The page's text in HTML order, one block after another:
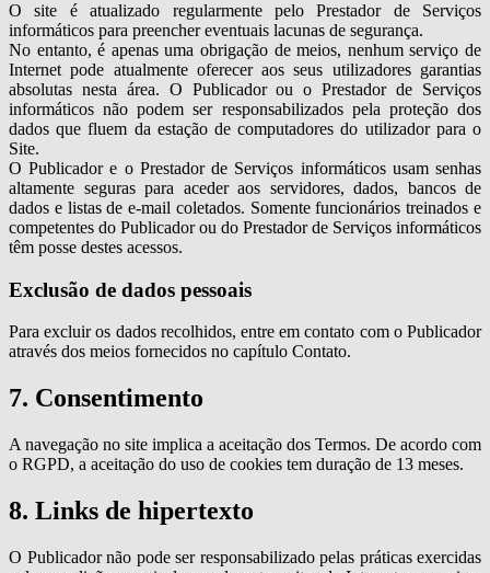
O site é atualizado regularmente pelo Prestador de Serviços
informáticos para preencher eventuais lacunas de segurança.
No entanto, é apenas uma obrigação de meios, nenhum serviço de
Internet pode atualmente oferecer aos seus utilizadores garantias
absolutas nesta área. O Publicador ou o Prestador de Serviços
informáticos não podem ser responsabilizados pela proteção dos
dados que fluem da estação de computadores do utilizador para o
Site.
O Publicador e o Prestador de Serviços informáticos usam senhas
altamente seguras para aceder aos servidores, dados, bancos de
dados e listas de e-mail coletados. Somente funcionários treinados e
competentes do Publicador ou do Prestador de Serviços informáticos
têm posse destes acessos.
Exclusão de dados pessoais
Para excluir os dados recolhidos, entre em contato com o Publicador
através dos meios fornecidos no capítulo Contato.
7. Consentimento
A navegação no site implica a aceitação dos Termos. De acordo com
o RGPD, a aceitação do uso de cookies tem duração de 13 meses.
8. Links de hipertexto
O Publicador não pode ser responsabilizado pelas práticas exercidas